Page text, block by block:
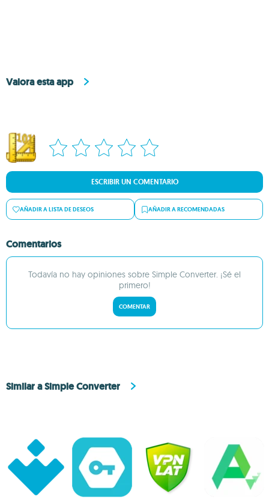
Valora esta app
ESCRIBIR UN COMENTARIO
AÑADIR A LISTA DE DESEOS AÑADIR A RECOMENDADAS
Comentarios
Todavía no hay opiniones sobre Simple Converter. ¡Sé el
primero!
COMENTAR
Similar a Simple Converter